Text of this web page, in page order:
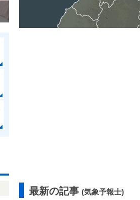
最新の記事 (気象予報士)